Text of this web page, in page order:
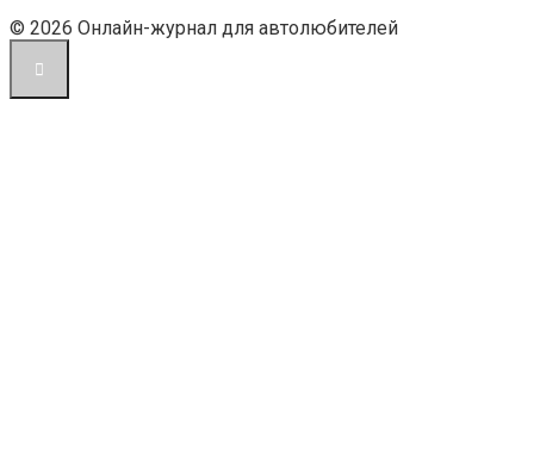
© 2026 Онлайн-журнал для автолюбителей